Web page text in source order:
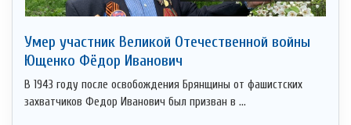
Умер участник Великой Отечественной войны
Ющенко Фёдор Иванович
В 1943 году после освобождения Брянщины от фашистских
захватчиков Федор Иванович был призван в ...